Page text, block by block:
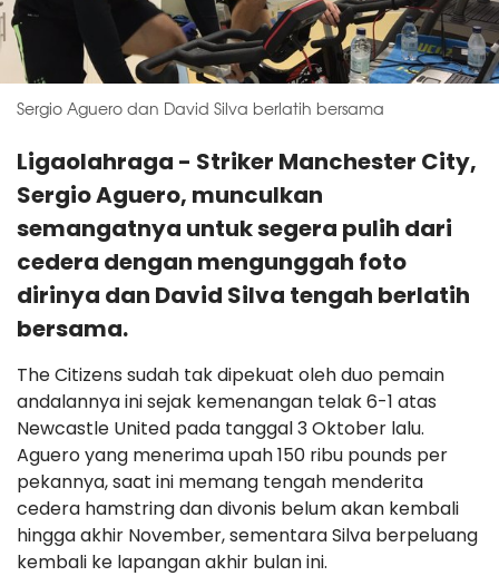
Sergio Aguero dan David Silva berlatih bersama
Ligaolahraga - Striker Manchester City,
Sergio Aguero, munculkan
semangatnya untuk segera pulih dari
cedera dengan mengunggah foto
dirinya dan David Silva tengah berlatih
bersama.
The Citizens sudah tak dipekuat oleh duo pemain
andalannya ini sejak kemenangan telak 6-1 atas
Newcastle United pada tanggal 3 Oktober lalu.
Aguero yang menerima upah 150 ribu pounds per
pekannya, saat ini memang tengah menderita
cedera hamstring dan divonis belum akan kembali
hingga akhir November, sementara Silva berpeluang
kembali ke lapangan akhir bulan ini.